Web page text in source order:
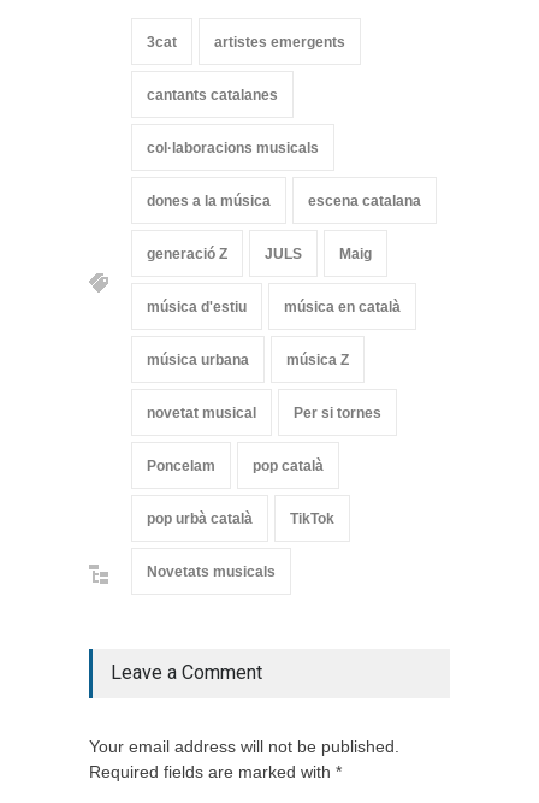
3cat artistes emergents
cantants catalanes
col·laboracions musicals
dones a la música escena catalana
generació Z JULS Maig
música d'estiu música en català
música urbana música Z
novetat musical Per si tornes
Poncelam pop català
pop urbà català TikTok
Novetats musicals
Leave a Comment
Your email address will not be published.
Required fields are marked with *